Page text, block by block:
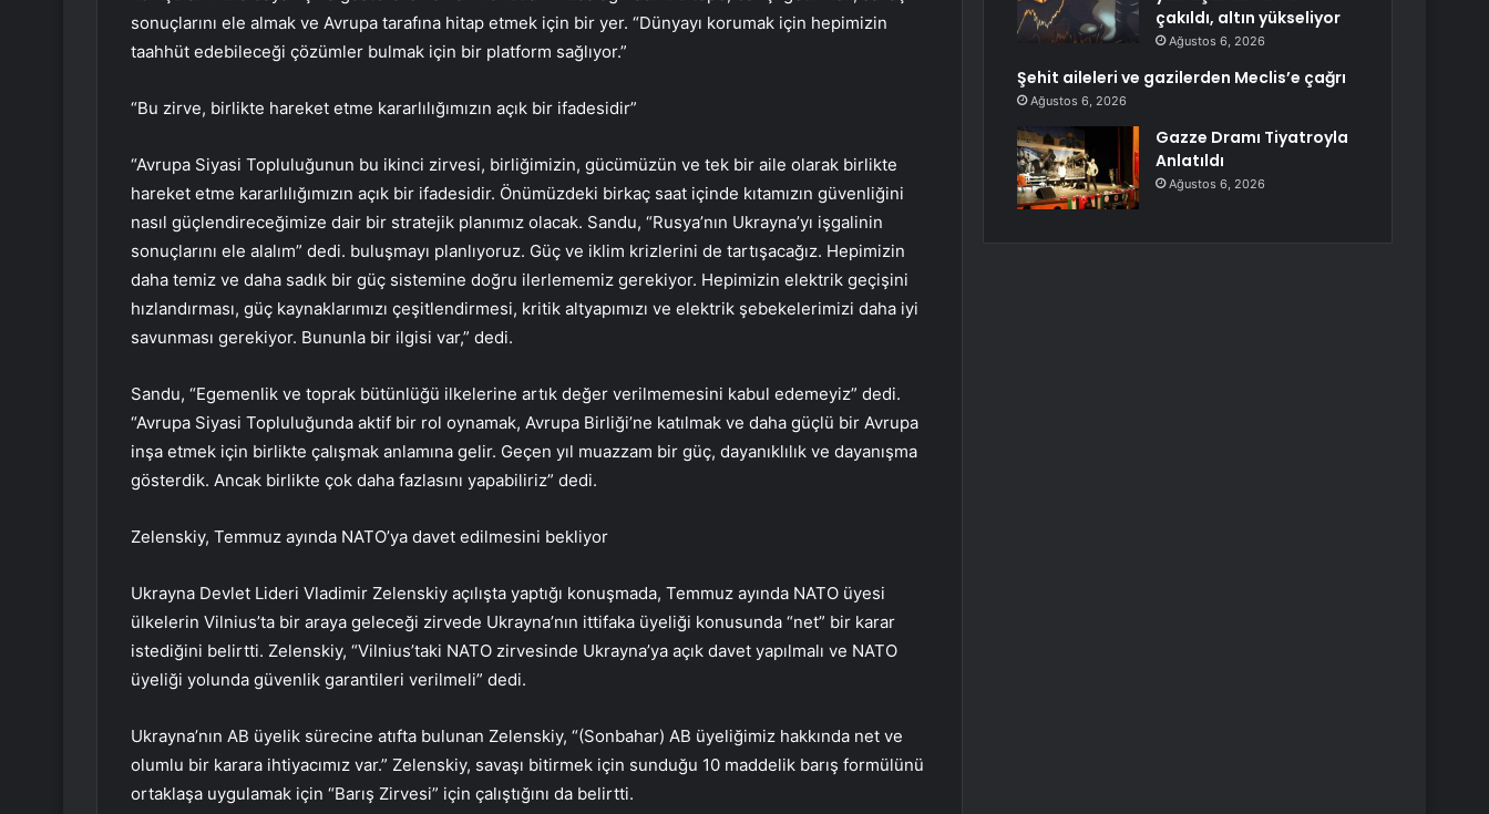
sonuçlarını ele almak ve Avrupa tarafına hitap etmek için bir yer. “Dünyayı korumak için hepimizin
taahhüt edebileceği çözümler bulmak için bir platform sağlıyor.”
“Bu zirve, birlikte hareket etme kararlılığımızın açık bir ifadesidir”
“Avrupa Siyasi Topluluğunun bu ikinci zirvesi, birliğimizin, gücümüzün ve tek bir aile olarak birlikte
hareket etme kararlılığımızın açık bir ifadesidir. Önümüzdeki birkaç saat içinde kıtamızın güvenliğini
nasıl güçlendireceğimize dair bir stratejik planımız olacak. Sandu, “Rusya’nın Ukrayna’yı işgalinin
sonuçlarını ele alalım” dedi. buluşmayı planlıyoruz. Güç ve iklim krizlerini de tartışacağız. Hepimizin
daha temiz ve daha sadık bir güç sistemine doğru ilerlememiz gerekiyor. Hepimizin elektrik geçişini
hızlandırması, güç kaynaklarımızı çeşitlendirmesi, kritik altyapımızı ve elektrik şebekelerimizi daha iyi
savunması gerekiyor. Bununla bir ilgisi var,” dedi.
Sandu, “Egemenlik ve toprak bütünlüğü ilkelerine artık değer verilmemesini kabul edemeyiz” dedi.
“Avrupa Siyasi Topluluğunda aktif bir rol oynamak, Avrupa Birliği’ne katılmak ve daha güçlü bir Avrupa
inşa etmek için birlikte çalışmak anlamına gelir. Geçen yıl muazzam bir güç, dayanıklılık ve dayanışma
gösterdik. Ancak birlikte çok daha fazlasını yapabiliriz” dedi.
Zelenskiy, Temmuz ayında NATO’ya davet edilmesini bekliyor
Ukrayna Devlet Lideri Vladimir Zelenskiy açılışta yaptığı konuşmada, Temmuz ayında NATO üyesi
ülkelerin Vilnius’ta bir araya geleceği zirvede Ukrayna’nın ittifaka üyeliği konusunda “net” bir karar
istediğini belirtti. Zelenskiy, “Vilnius’taki NATO zirvesinde Ukrayna’ya açık davet yapılmalı ve NATO
üyeliği yolunda güvenlik garantileri verilmeli” dedi.
Ukrayna’nın AB üyelik sürecine atıfta bulunan Zelenskiy, “(Sonbahar) AB üyeliğimiz hakkında net ve
olumlu bir karara ihtiyacımız var.” Zelenskiy, savaşı bitirmek için sunduğu 10 maddelik barış formülünü
ortaklaşa uygulamak için “Barış Zirvesi” için çalıştığını da belirtti.
çakıldı, altın yükseliyor
Ağustos 6, 2026
Şehit aileleri ve gazilerden Meclis’e çağrı
Ağustos 6, 2026
Gazze Dramı Tiyatroyla
Anlatıldı
Ağustos 6, 2026